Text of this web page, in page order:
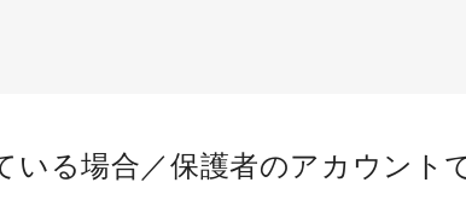
いる場合／保護者のアカウント